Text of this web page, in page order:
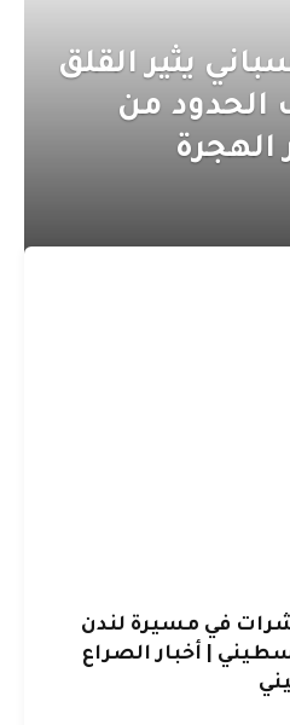
يثير القلق
الحدود من
الهجرة
في مسيرة لندن
| أخبار الصراع